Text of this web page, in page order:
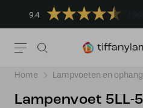
9.4
Home Lampvoeten en
Lampenvoet 5LL-